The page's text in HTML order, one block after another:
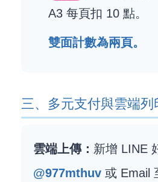
A3 每頁扣 10 點。
雙面計數為兩頁。
三、多元支付與雲端列
雲端上傳： 新增 LINE
@977mthuv 或 Email